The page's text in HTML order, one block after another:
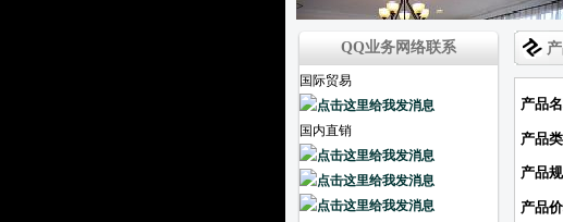
>
QQ业务网络联系
国际贸易
国内直销
产品
产品
产品
产品